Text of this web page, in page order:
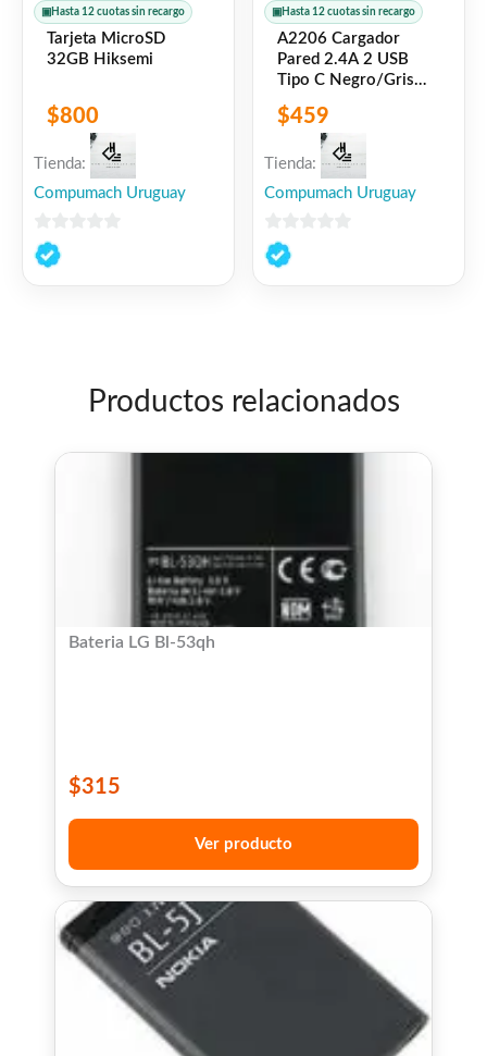
▣ Hasta 12 cuotas sin recargo
Tarjeta MicroSD
32GB Hiksemi
$800
Tienda:
Compumach Uruguay
0
de
▣ Hasta 12 cuotas sin recargo
A2206 Cargador
Pared 2.4A 2 USB
Tipo C Negro/Gris
LDNIO
$459
Tienda:
Compumach Uruguay
0
de
Productos relacionados
Bateria LG Bl-53qh
$315
Ver producto